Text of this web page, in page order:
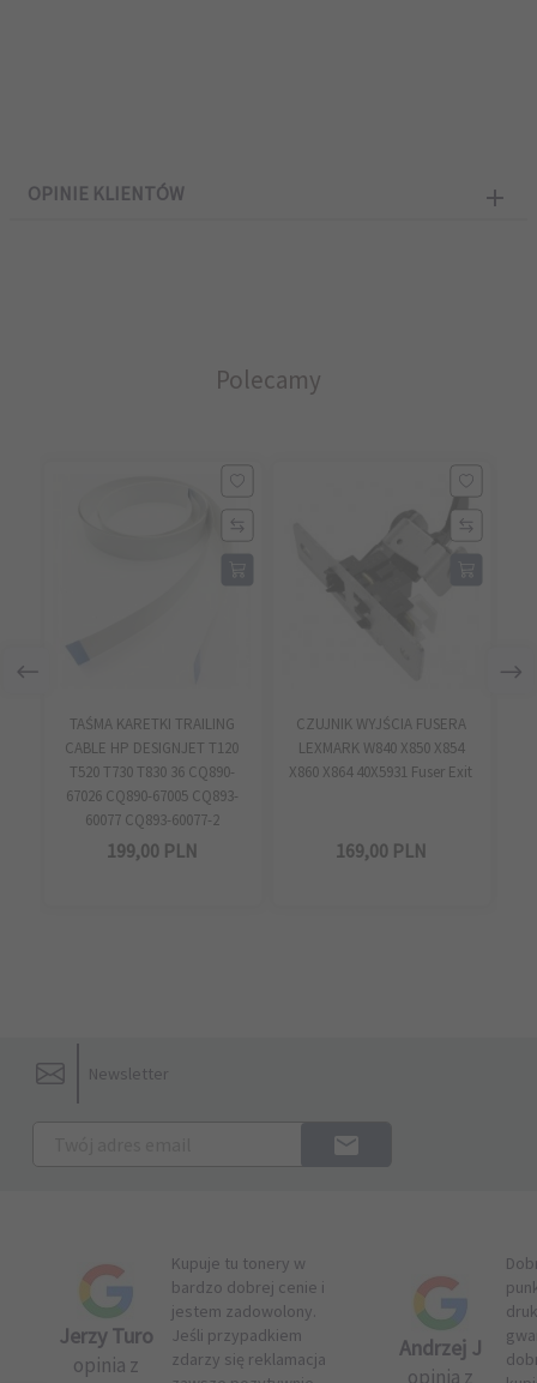
OPINIE KLIENTÓW
Polecamy
TAŚMA KARETKI TRAILING
CABLE HP DESIGNJET T120
T520 T730 T830 36 CQ890-
67026 CQ890-67005 CQ893-
60077 CQ893-60077-2
199,00 PLN
CZUJNIK WYJŚCIA FUSERA
LEXMARK W840 X850 X854
X860 X864 40X5931 Fuser Exit
169,00 PLN
Newsletter
Jerzy Turo
opinia z
Kupuje tu tonery w
bardzo dobrej cenie i
jestem zadowolony.
Jeśli przypadkiem
zdarzy się reklamacja
Andrzej J
opinia z